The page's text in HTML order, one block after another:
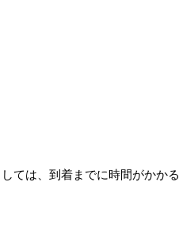
ては、到着までに時間がかかる